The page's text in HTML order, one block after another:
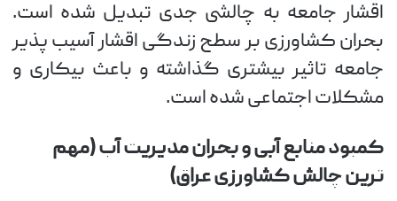
اقشار جامعه به چالشی جدی تبدیل شده است.
بحران کشاورزی بر سطح زندگی اقشار آسیب پذیر
جامعه تاثیر بیشتری گذاشته و باعث بیکاری و
مشکلات اجتماعی شده است.
کمبود منابع آبی و بحران مدیریت آب (مهم
ترین چالش کشاورزی عراق)